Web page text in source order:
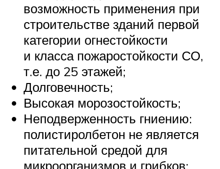
возможность применения при
строительстве зданий первой
категории огнестойкости
и класса пожаростойкости СО,
т.е. до 25 этажей;
Долговечность;
Высокая морозостойкость;
Неподверженность гниению:
полистиролбетон не является
питательной средой для
микроорганизмов и грибков;